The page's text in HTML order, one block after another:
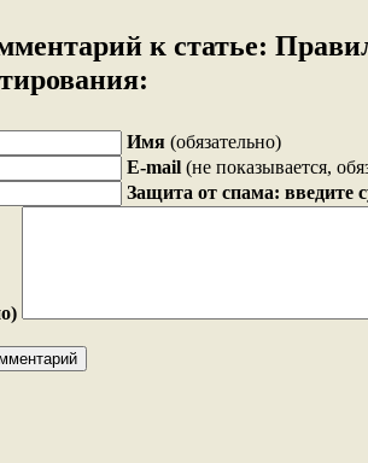
к статье:
Имя (обязательно)
E-mail (не показывается,
Защита от спама: введите